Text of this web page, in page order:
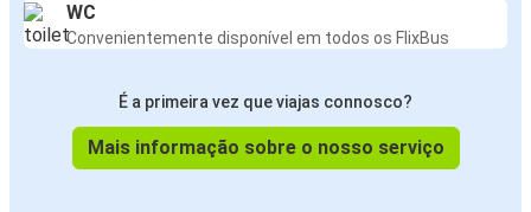
WC
Convenientemente disponível em todos os FlixBus
É a primeira vez que viajas connosco?
Mais informação sobre o nosso serviço